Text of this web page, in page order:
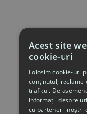
Acest site
cookie-uri
Folosim cookie-uri
conținutul,
traficul. De
informații despre
cu partenerii noștri